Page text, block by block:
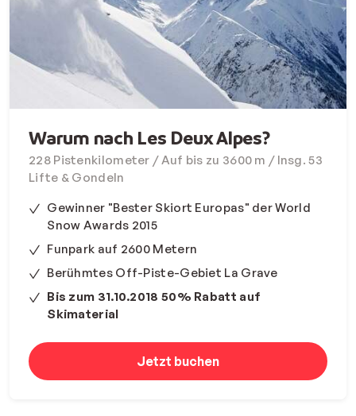
Warum nach Les Deux Alpes?
228 Pistenkilometer / Auf bis zu 3600 m / Insg. 53
Lifte & Gondeln
Gewinner "Bester Skiort Europas" der World
Snow Awards 2015
Funpark auf 2600 Metern
Berühmtes Off-Piste-Gebiet La Grave
Bis zum 31.10.2018 50% Rabatt auf
Skimaterial
Jetzt buchen